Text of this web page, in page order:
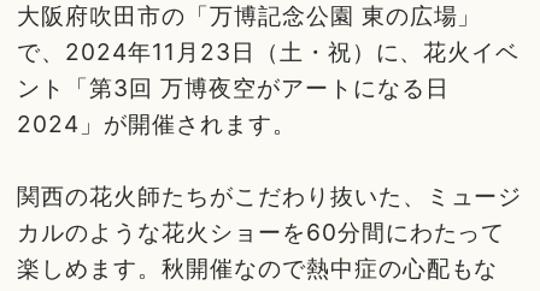
大阪府吹田市の「万博記念公園 東の広場」
で、2024年11月23日（土・祝）に、花火イベ
ント「第3回 万博夜空がアートになる日
2024」が開催されます。
関西の花火師たちがこだわり抜いた、ミュージ
カルのような花火ショーを60分間にわたって
楽しめます。秋開催なので熱中症の心配もな